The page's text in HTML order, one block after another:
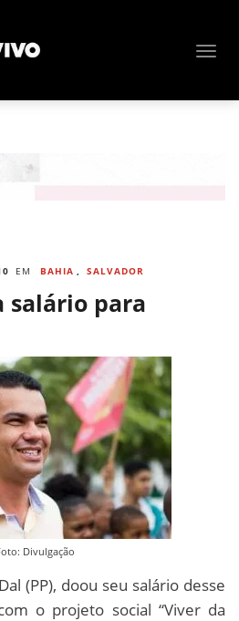
EM BAHIA , SALVADOR
salário para
Divulgação
(PP), doou seu salário desse
o projeto social “Viver da